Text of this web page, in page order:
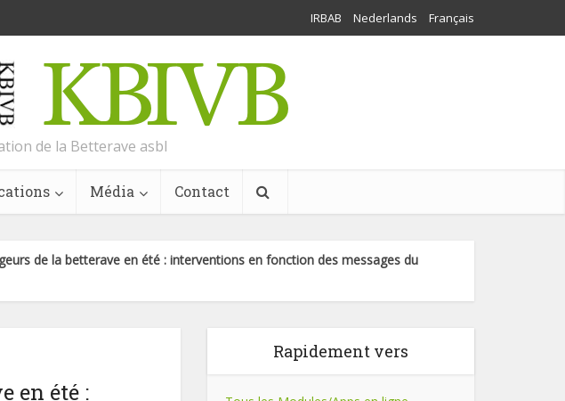
IRBAB Nederlands Français
de la Betterave asbl
Média Contact
de la betterave en été : interventions en fonction des messages du
en été :
Rapidement vers